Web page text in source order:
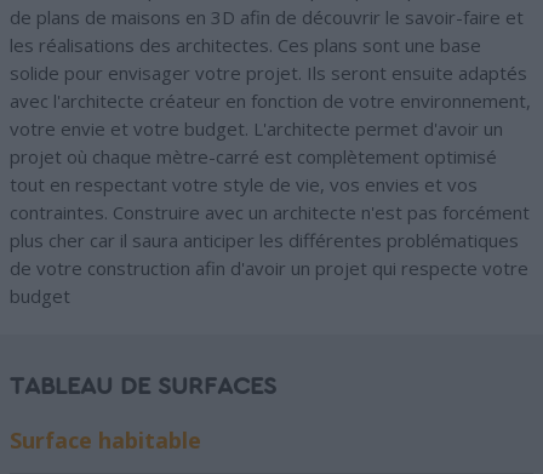
de plans de maisons en 3D afin de découvrir le savoir-faire et
les réalisations des architectes. Ces plans sont une base
solide pour envisager votre projet. Ils seront ensuite adaptés
avec l'architecte créateur en fonction de votre environnement,
votre envie et votre budget. L'architecte permet d'avoir un
projet où chaque mètre-carré est complètement optimisé
tout en respectant votre style de vie, vos envies et vos
contraintes. Construire avec un architecte n'est pas forcément
plus cher car il saura anticiper les différentes problématiques
de votre construction afin d'avoir un projet qui respecte votre
budget
TABLEAU DE SURFACES
Surface habitable